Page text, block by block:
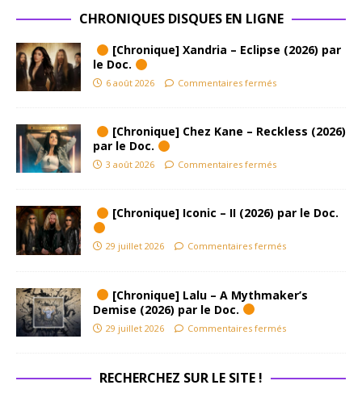
CHRONIQUES DISQUES EN LIGNE
[Chronique] Xandria – Eclipse (2026) par
le Doc.
6 août 2026 Commentaires fermés
[Chronique] Chez Kane – Reckless (2026)
par le Doc.
3 août 2026 Commentaires fermés
[Chronique] Iconic – II (2026) par le Doc.
29 juillet 2026 Commentaires fermés
[Chronique] Lalu – A Mythmaker’s
Demise (2026) par le Doc.
29 juillet 2026 Commentaires fermés
RECHERCHEZ SUR LE SITE !